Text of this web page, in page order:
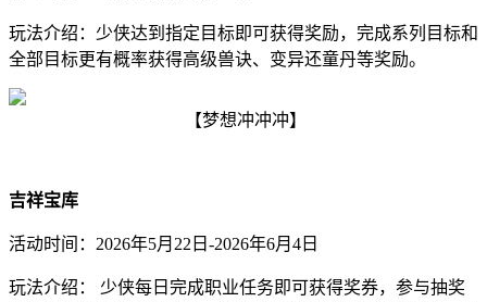
玩法介绍：少侠达到指定目标即可获得奖励，完成系列目标和
全部目标更有概率获得高级兽诀、变异还童丹等奖励。
【梦想冲冲冲】
吉祥宝库
活动时间： 2026年5月22日-2026年6月4日
玩法介绍： 少侠每日完成职业任务即可获得奖券，参与抽奖